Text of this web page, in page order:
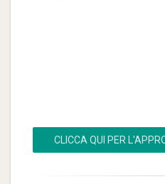
CLICCA QUI PER